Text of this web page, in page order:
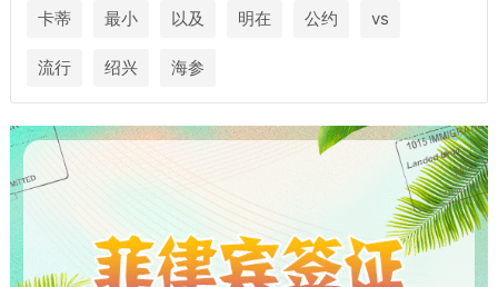
卡蒂 最小 以及 明在 公约 vs
流行 绍兴 海参